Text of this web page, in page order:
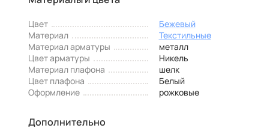
Цвет
Бежевый
Материал
Текстильные
Материал арматуры
металл
Цвет арматуры
Никель
Материал плафона
шелк
Цвет плафона
Белый
Оформление
рожковые
Дополнительно